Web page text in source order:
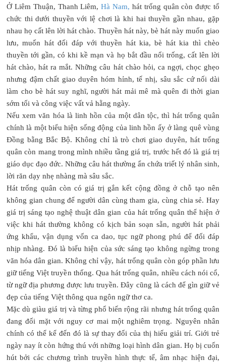
Ở Liêm Thuận, Thanh Liêm, Hà Nam, hát trống quân còn được tổ
chức thi dưới thuyền với lệ chơi là khi hai thuyền gần nhau, gặp
nhau họ cất lên lời hát chào. Thuyền hát này, bè hát này muốn giao
lưu, muốn hát đối đáp với thuyền hát kia, bè hát kia thì chèo
thuyền tới gần, có khi kề mạn và họ bắt đầu nổi trống, cất lên lời
hát chào, hát ra mắt. Những câu hát chào hỏi, ca ngợi, chọc ghẹo
nhưng đậm chất giao duyên hóm hỉnh, tế nhị, sâu sắc cứ nối dài
làm cho bè hát suy nghĩ, người hát mải mê mà quên đi thời gian
sớm tối và công việc vất vả hằng ngày.
Nếu xem văn hóa là linh hồn của một dân tộc, thì hát trống quân
chính là một biểu hiện sống động của linh hồn ấy ở làng quê vùng
Đồng bằng Bắc Bộ. Không chỉ là trò chơi giao duyên, hát trống
quân còn mang trong mình nhiều tầng giá trị, trước hết đó là giá trị
giáo dục đạo đức. Những câu hát thường ẩn chứa triết lý nhân sinh,
lời răn dạy nhẹ nhàng mà sâu sắc.
Hát trống quân còn có giá trị gắn kết cộng đồng ở chỗ tạo nên
không gian chung để người dân cùng tham gia, cùng chia sẻ. Hay
giá trị sáng tạo nghệ thuật dân gian của hát trống quân thể hiện ở
việc khi hát thường không có kịch bản soạn sẵn, người hát phải
ứng khẩu, vận dụng vốn ca dao, tục ngữ phong phú để đối đáp
nhịp nhàng. Đó là biểu hiện của sức sáng tạo không ngừng trong
văn hóa dân gian. Không chỉ vậy, hát trống quân còn góp phần lưu
giữ tiếng Việt truyền thống. Qua hát trống quân, nhiều cách nói cổ,
từ ngữ địa phương được lưu truyền. Đây cũng là cách để gìn giữ vẻ
đẹp của tiếng Việt thông qua ngôn ngữ thơ ca.
Mặc dù giàu giá trị và từng phổ biến rộng rãi nhưng hát trống quân
đang đối mặt với nguy cơ mai một nghiêm trọng. Nguyên nhân
chính có thể kể đến đó là sự thay đổi của thị hiếu giải trí. Giới trẻ
ngày nay ít còn hứng thú với những loại hình dân gian. Họ bị cuốn
hút bởi các chương trình truyền hình thực tế, âm nhạc hiện đại,